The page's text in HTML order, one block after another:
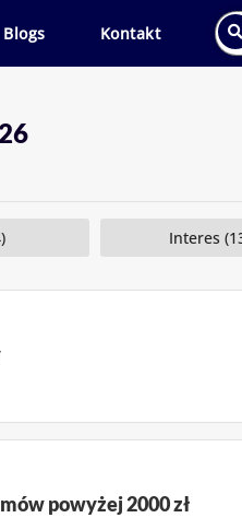
Blogs Kontakt
Interes
powyżej 2000 zł